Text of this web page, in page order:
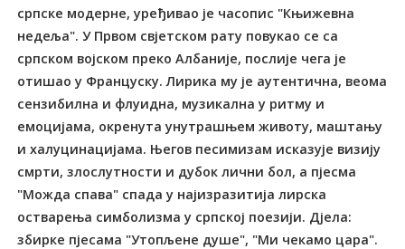
српске модерне, уређивао је часопис "Књижевна
недеља". У Првом свјетском рату повукао се са
српском војском преко Албаније, послије чега је
отишао у Француску. Лирика му је аутентична, веома
сензибилна и флуидна, музикална у ритму и
емоцијама, окренута унутрашњем животу, маштању
и халуцинацијама. Његов песимизам исказује визију
смрти, злослутности и дубок лични бол, а пјесма
"Можда спава" спада у најизразитија лирска
остварења симболизма у српској поезији. Дјела:
збирке пјесама "Утопљене душе", "Ми чекамо цара".